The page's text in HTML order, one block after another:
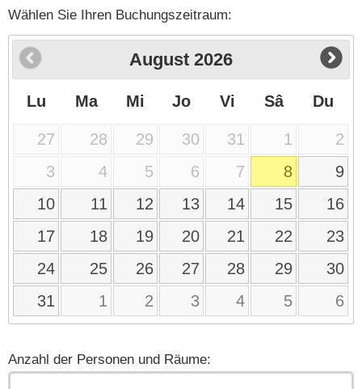
Wählen Sie Ihren Buchungszeitraum:
August 2026
Lu Ma Mi Jo Vi Sâ Du
27 28 29 30 31 1
2
3
4 5 6 7 8
9
10
11 12 13 14 15
16
17
18 19 20 21 22
23
24
25 26 27 28 29
30
31
1 2 3 4 5 6
Anzahl der Personen und Räume: